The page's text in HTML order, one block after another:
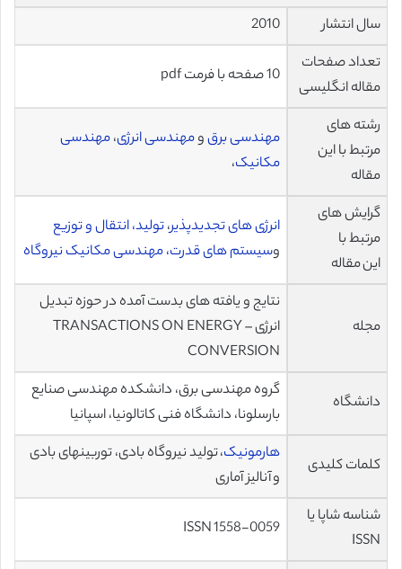
سال انتشار
2010
تعداد صفحات
مقاله انگلیسی
10 صفحه با فرمت pdf
رشته های
مرتبط با این
مقاله
مهندسی برقومهندسی انرژی،مهندسی
مکانیک،
گرایش های
مرتبط با
این مقاله
انرژی های تجدیدپذیر،تولید، انتقال و توزیع
وسیستم های قدرت،مهندسی مکانیک نیروگاه
مجله
نتایج و یافته های بدست آمده در حوزه تبدیل
انرژی – TRANSACTIONS ON ENERGY
CONVERSION
دانشگاه
گروه مهندسی برق، دانشکده مهندسی صنایع
بارسلونا، دانشگاه فنی کاتالونیا، اسپانیا
کلمات کلیدی
هارمونیک، تولید نیروگاه بادی، توربینهای بادی
و آنالیز آماری
شناسه شاپا یا
ISSN
ISSN 1558-0059